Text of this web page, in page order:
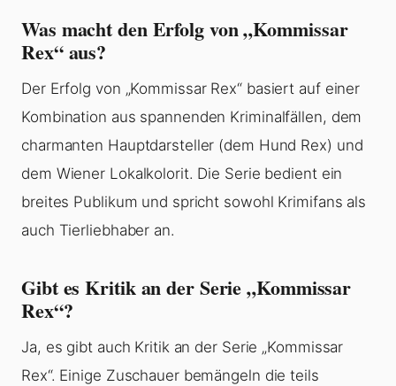
Was macht den Erfolg von „Kommissar
Rex“ aus?
Der Erfolg von „Kommissar Rex“ basiert auf einer
Kombination aus spannenden Kriminalfällen, dem
charmanten Hauptdarsteller (dem Hund Rex) und
dem Wiener Lokalkolorit. Die Serie bedient ein
breites Publikum und spricht sowohl Krimifans als
auch Tierliebhaber an.
Gibt es Kritik an der Serie „Kommissar
Rex“?
Ja, es gibt auch Kritik an der Serie „Kommissar
Rex“. Einige Zuschauer bemängeln die teils